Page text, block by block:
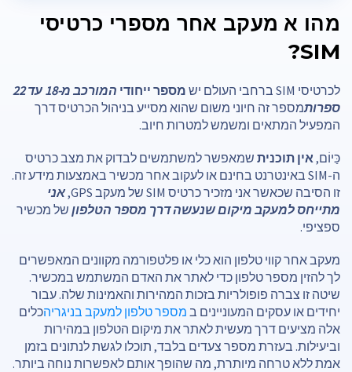
מהו א מעקב אחר מספרי כרטיסי
SIM?
לכרטיסי SIM ברחבי העולם יש מספר ייחודי
המורכב מ-18 עד 22
ספרותמספר זה חיוני משום שהוא מסייע בניהול הכרטיס דרך
המפעיל המתאים ומשמש למטרות חיוב.
כַּיוֹם, אין תוכנית שמאפשר למשתמשים לבדוק את מצב כרטיס
ה-SIM באינטרנט בחינם או לעקוב אחר מכשיר באמצעות מידע זה.
זו הסיבה שכאשר אני מזכיר כרטיס SIM של מעקב GPS,
אני
מתייחס למעקב מיקום שנעשה דרך מספר הטלפון של מכשיר
ספציפי.
מעקב אחר קווי טלפון הוא כלי או פלטפורמה מקוונים המאפשרים
לך להזין מספר טלפון כדי לאתר את האדם המשתמש במכשיר.
שיטה זו צברה פופולריות בזכות המהירות והאמינות שלה. עבור
יחידים או עסקים המעוניינים ב מספר טלפון למעקב בניגריהכלים
אלה מציעים דרך מעשית לאתר את מיקום הטלפון במהירות
וביעילות. בעזרת מספר צעדים בלבד, תוכלו לגשת לנתונים בזמן
אמת ללא טרחה מיותרת, מה שהופך אותם לאפשרות נוחה ביותר.